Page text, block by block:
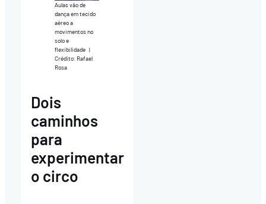
Aulas vão de
dança em tecido
aéreo a
movimentos no
solo e
flexibilidade |
Crédito: Rafael
Rosa
Dois
caminhos
para
experimentar
o circo